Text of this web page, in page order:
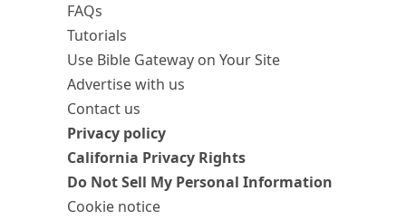
FAQs
Tutorials
Use Bible Gateway on Your Site
Advertise with us
Contact us
Privacy policy
California Privacy Rights
Do Not Sell My Personal Information
Cookie notice